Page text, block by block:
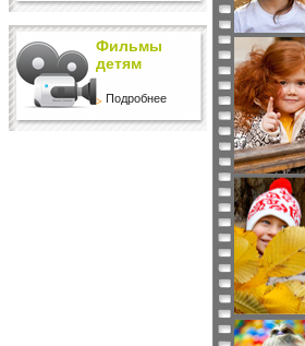
Фильмы
детям
Подробнее